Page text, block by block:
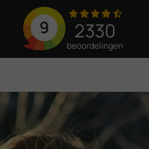
9 2330
beoordelingen